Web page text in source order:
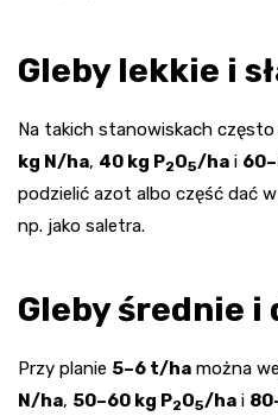
Gleby lekkie i
Na takich stanowiskach często
kg N/ha, 40 kg P2O5/ha i
podzielić azot albo część dać
np. jako saletra.
Gleby średnie i
Przy planie 5–6 t/ha można
N/ha, 50–60 kg P2O5/ha i